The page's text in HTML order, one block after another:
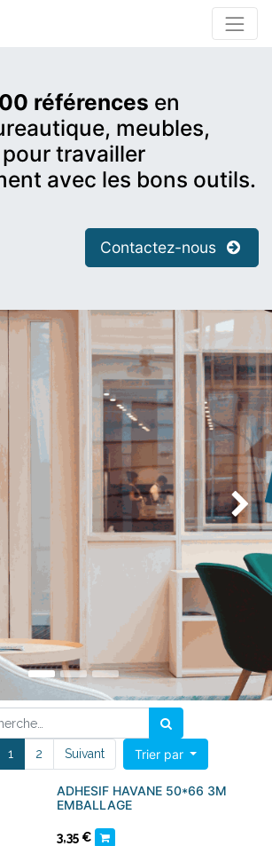
références en
meubles,
travailler
avec les bons outils.
Contactez-nous
1 2 Suivant Trier par
ADHESIF HAVANE 50*66 3M
EMBALLAGE
3,35 €